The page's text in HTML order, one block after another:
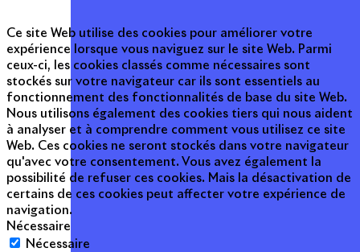
Ce site Web utilise des cookies pour améliorer votre
expérience lorsque vous naviguez sur le site Web. Parmi
ceux-ci, les cookies classés comme nécessaires sont
stockés sur votre navigateur car ils sont essentiels au
fonctionnement des fonctionnalités de base du site Web.
Nous utilisons également des cookies tiers qui nous aident
à analyser et à comprendre comment vous utilisez ce site
Web. Ces cookies ne seront stockés dans votre navigateur
qu'avec votre consentement. Vous avez également la
possibilité de refuser ces cookies. Mais la désactivation de
certains de ces cookies peut affecter votre expérience de
navigation.
Nécessaire
Nécessaire